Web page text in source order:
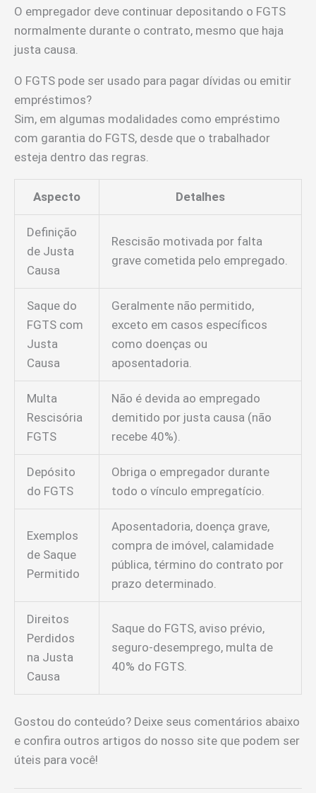
O empregador deve continuar depositando o FGTS
normalmente durante o contrato, mesmo que haja
justa causa.
O FGTS pode ser usado para pagar dívidas ou emitir
empréstimos?
Sim, em algumas modalidades como empréstimo
com garantia do FGTS, desde que o trabalhador
esteja dentro das regras.
Aspecto Detalhes
Definição
de Justa
Causa
Rescisão motivada por falta
grave cometida pelo empregado.
Saque do
FGTS com
Justa
Causa
Geralmente não permitido,
exceto em casos específicos
como doenças ou
aposentadoria.
Multa
Rescisória
FGTS
Não é devida ao empregado
demitido por justa causa (não
recebe 40%).
Depósito
do FGTS
Obriga o empregador durante
todo o vínculo empregatício.
Exemplos
de Saque
Permitido
Aposentadoria, doença grave,
compra de imóvel, calamidade
pública, término do contrato por
prazo determinado.
Direitos
Perdidos
na Justa
Causa
Saque do FGTS, aviso prévio,
seguro-desemprego, multa de
40% do FGTS.
Gostou do conteúdo? Deixe seus comentários abaixo
e confira outros artigos do nosso site que podem ser
úteis para você!